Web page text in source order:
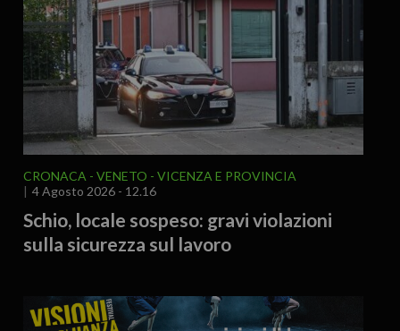
CRONACA VENETO
VICENZA E PROVINCIA
4 Agosto 2026 - 12.16
Schio, locale sospeso: gravi violazioni
sulla sicurezza sul lavoro